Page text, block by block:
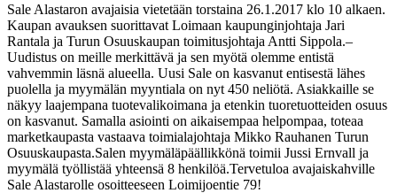
Sale Alastaron avajaisia vietetään torstaina 26.1.2017 klo 10 alkaen.
Kaupan avauksen suorittavat Loimaan kaupunginjohtaja Jari
Rantala ja Turun Osuuskaupan toimitusjohtaja Antti Sippola.–
Uudistus on meille merkittävä ja sen myötä olemme entistä
vahvemmin läsnä alueella. Uusi Sale on kasvanut entisestä lähes
puolella ja myymälän myyntiala on nyt 450 neliötä. Asiakkaille se
näkyy laajempana tuotevalikoimana ja etenkin tuoretuotteiden osuus
on kasvanut. Samalla asiointi on aikaisempaa helpompaa, toteaa
marketkaupasta vastaava toimialajohtaja Mikko Rauhanen Turun
Osuuskaupasta.Salen myymäläpäällikkönä toimii Jussi Ernvall ja
myymälä työllistää yhteensä 8 henkilöä.Tervetuloa avajaiskahville
Sale Alastarolle osoitteeseen Loimijoentie 79!